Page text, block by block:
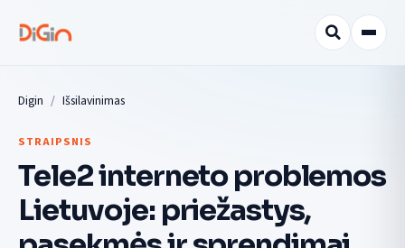
Digin Išsilavinimas
STRAIPSNIS
Tele2 interneto problemos
Lietuvoje: priežastys,